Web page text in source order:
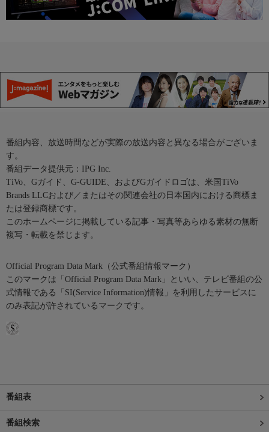
番組内容、放送時間などが実際の放送内容と異なる場合がございま
す。
番組データ提供元：IPG Inc.
TiVo、Gガイド、G-GUIDE、およびGガイドロゴは、米国TiVo
Brands LLCおよび／またはその関連会社の日本国内における商標ま
たは登録商標です。
このホームページに掲載している記事・写真等あらゆる素材の無断
複写・転載を禁じます。
Official Program Data Mark（公式番組情報マーク）
このマークは「Official Program Data Mark」といい、テレビ番組の公
式情報である「SI(Service Information)情報」を利用したサービスに
のみ表記が許されているマークです。
番組表
番組検索